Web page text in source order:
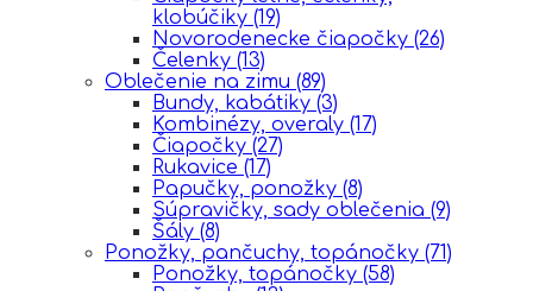
klobúčiky (19)
Novorodenecke čiapočky (26)
Čelenky (13)
Oblečenie na zimu (89)
Bundy, kabátiky (3)
Kombinézy, overaly (17)
Čiapočky (27)
Rukavice (17)
Papučky, ponožky (8)
Súpravičky, sady oblečenia (9)
Šály (8)
Ponožky, pančuchy, topánočky (71)
Ponožky, topánočky (58)